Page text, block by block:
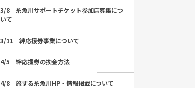
3/8 糸魚川サポートチケット参加店募集につ
いて
3/11 絆応援券事業について
4/5 絆応援券の換金方法
4/8 旅する糸魚川HP・情報掲載について